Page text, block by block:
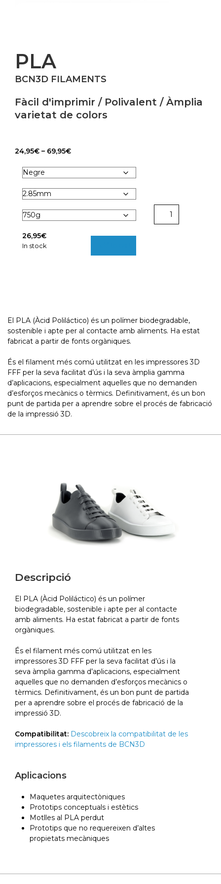
PLA
BCN3D FILAMENTS
Fàcil d'imprimir / Polivalent / Àmplia
varietat de colors
24,95€ – 69,95€Price
26,95€
In stock
El PLA (Àcid Poliláctico) és un polímer biodegradable,
sostenible i apte per al contacte amb aliments. Ha estat
fabricat a partir de fonts orgàniques.
És el filament més comú utilitzat en les impressores 3D
FFF per la seva facilitat d’ús i la seva àmplia gamma
d’aplicacions, especialment aquelles que no demanden
d’esforços mecànics o tèrmics. Definitivament, és un bon
punt de partida per a aprendre sobre el procés de fabricació
de la impressió 3D.
Descripció
El PLA (Àcid Poliláctico) és un polímer
biodegradable, sostenible i apte per al contacte
amb aliments. Ha estat fabricat a partir de fonts
orgàniques.
És el filament més comú utilitzat en les
impressores 3D FFF per la seva facilitat d’ús i la
seva àmplia gamma d’aplicacions, especialment
aquelles que no demanden d’esforços mecànics o
tèrmics. Definitivament, és un bon punt de partida
per a aprendre sobre el procés de fabricació de la
impressió 3D.
Compatibilitat: Descobreix la compatibilitat de les
impressores i els filaments de BCN3D
Aplicacions
Maquetes arquitectòniques
Prototips conceptuals i estètics
Motlles al PLA perdut
Prototips que no requereixen d’altes
propietats mecàniques